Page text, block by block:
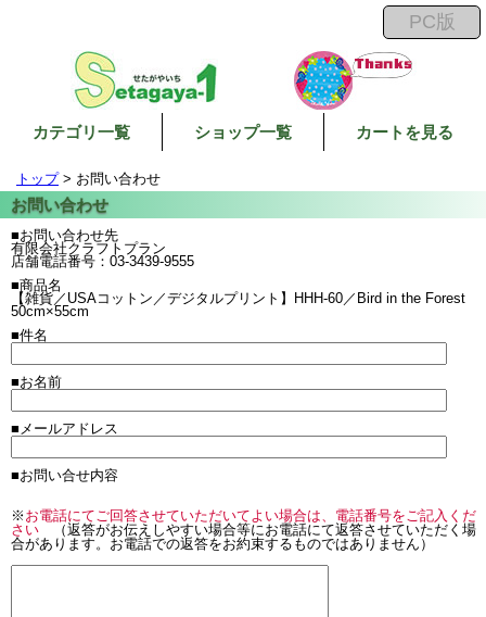
カテゴリ一覧 ショップ一覧 カートを見る
トップ> お問い合わせ
■お問い合わせ先
有限会社クラフトプラン
店舗電話番号：03-3439-9555
■商品名
【雑貨／USAコットン／デジタルプリント】HHH-60／Bird in the Forest
50cm×55cm
■件名
■お名前
■メールアドレス
■お問い合せ内容
※ お電話にてご回答させていただいてよい場合は、電話番号をご記入くだ
さい （返答がお伝えしやすい場合等にお電話にて返答させていただく場
合があります。お電話での返答をお約束するものではありません）